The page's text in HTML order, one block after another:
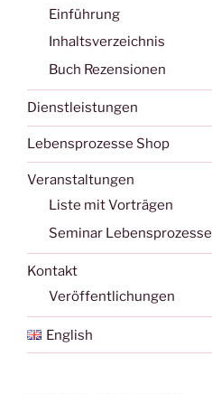
Einführung
Inhaltsverzeichnis
Buch Rezensionen
Dienstleistungen
Lebensprozesse Shop
Veranstaltungen
Liste mit Vorträgen
Seminar Lebensprozesse
Kontakt
Veröffentlichungen
English